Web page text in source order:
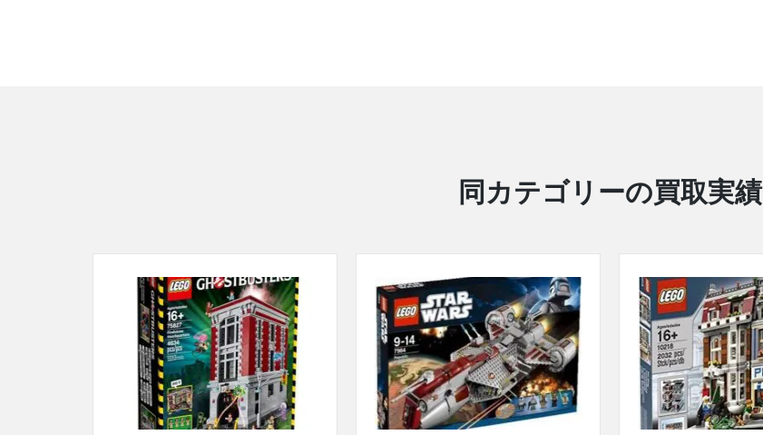
同カテゴリーの買取実績